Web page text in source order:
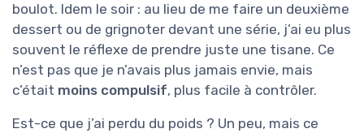
boulot. Idem le soir : au lieu de me faire un deuxième
dessert ou de grignoter devant une série, j’ai eu plus
souvent le réflexe de prendre juste une tisane. Ce
n’est pas que je n’avais plus jamais envie, mais
c’était moins compulsif, plus facile à contrôler.
Est-ce que j’ai perdu du poids ? Un peu, mais ce